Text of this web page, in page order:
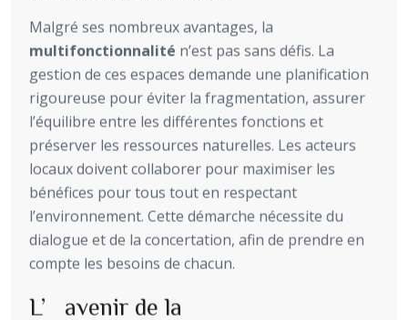
Malgré ses nombreux avantages, la
multifonctionnalité n’est pas sans défis. La
gestion de ces espaces demande une planification
rigoureuse pour éviter la fragmentation, assurer
l’équilibre entre les différentes fonctions et
préserver les ressources naturelles. Les acteurs
locaux doivent collaborer pour maximiser les
bénéfices pour tous tout en respectant
l’environnement. Cette démarche nécessite du
dialogue et de la concertation, afin de prendre en
compte les besoins de chacun.
L’avenir de la